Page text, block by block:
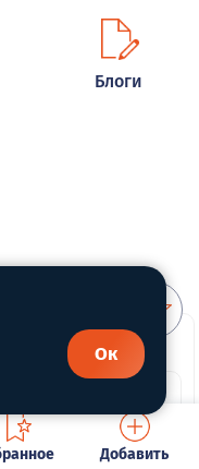
Блоги
Добавить
Ок